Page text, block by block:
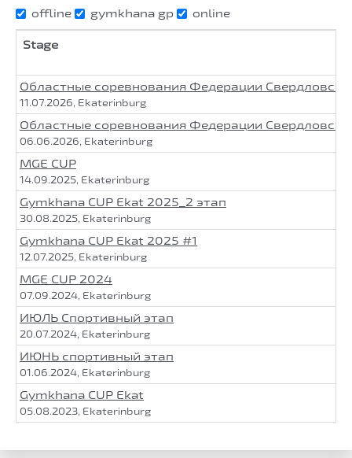
offline gymkhana gp online
Stage
Областные соревнования Федерации
11.07.2026, Ekaterinburg
Областные соревнования Федерации
06.06.2026, Ekaterinburg
MGE CUP
14.09.2025, Ekaterinburg
Gymkhana CUP Ekat 2025_2 этап
30.08.2025, Ekaterinburg
Gymkhana CUP Ekat 2025 #1
12.07.2025, Ekaterinburg
MGE CUP 2024
07.09.2024, Ekaterinburg
ИЮЛЬ Спортивный этап
20.07.2024, Ekaterinburg
ИЮНЬ спортивный этап
01.06.2024, Ekaterinburg
Gymkhana CUP Ekat
05.08.2023, Ekaterinburg